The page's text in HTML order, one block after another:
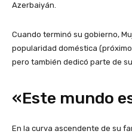
Azerbaiyán.
Cuando terminó su gobierno,
popularidad doméstica
pero también dedicó parte de
«Este mundo
En la curva ascendente de su